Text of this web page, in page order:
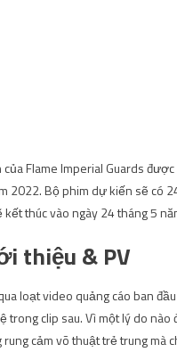
Flame Imperial Guards
2022. Bộ phim dự kiến ​​sẽ có
kết thúc vào ngày 24 tháng 5
thiệu & PV
loạt video quảng cáo ban
trong clip sau. Vì một lý do nào
cảm võ thuật trẻ trung mà